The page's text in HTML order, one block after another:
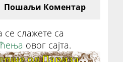
Пошаљи Коментар
слажете са
овог сајта.